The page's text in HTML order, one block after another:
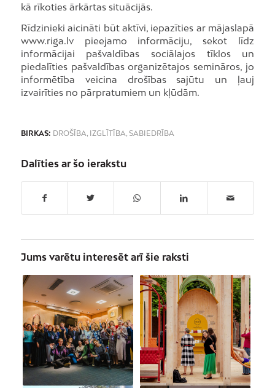
kā rīkoties ārkārtas situācijās.
Rīdzinieki aicināti būt aktīvi, iepazīties ar mājaslapā
www.riga.lv pieejamo informāciju, sekot līdz
informācijai pašvaldības sociālajos tīklos un
piedalīties pašvaldības organizētajos semināros, jo
informētība veicina drošības sajūtu un ļauj
izvairīties no pārpratumiem un kļūdām.
BIRKAS: DROŠĪBA, IZGLĪTĪBA, SABIEDRĪBA
Dalīties ar šo ierakstu
Jums varētu interesēt arī šie raksti